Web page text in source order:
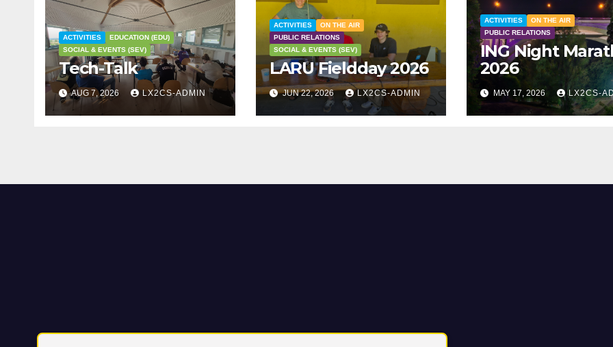
ACTIVITIES
EDUCATION (EDU)
SOCIAL & EVENTS (SEV)
Tech-Talk
AUG 7, 2026 LX2CS-ADMIN
ACTIVITIES
ON THE AIR
PUBLIC RELATIONS
SOCIAL & EVENTS (SEV)
LARU Fieldday 2026
JUN 22, 2026 LX2CS-ADMIN
ACTIVITIES
ON THE AIR
PUBLIC RELATIONS
ING Night
2026
MAY 17, 2026 LX2CS-